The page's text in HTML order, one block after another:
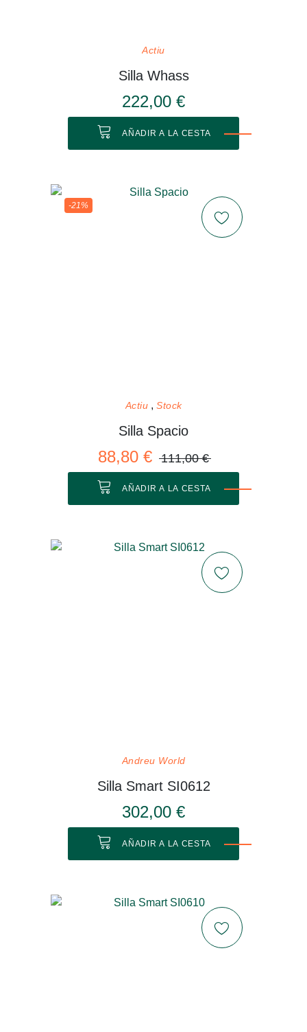
Actiu
Silla Whass
222,00 €
AÑADIR A LA CESTA
-21%
Actiu Stock
Silla Spacio
88,80 € 111,00 €
AÑADIR A LA CESTA
Andreu World
Silla Smart SI0612
302,00 €
AÑADIR A LA CESTA